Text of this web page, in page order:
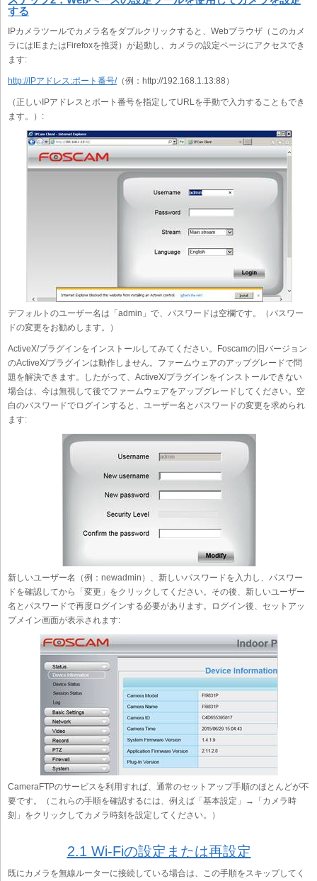
する
IPカメラツールでカメラ名をダブルクリックすると、Webブラウザ（このカメ
ラにはIEまたはFirefoxを推奨）が起動し、カメラの設定ページにアクセスでき
ます:
http://IPアドレス:ポート番号/（例：http://192.168.1.13:88）
（正しいIPアドレスとポート番号を指定してURLを手動で入力することもでき
ます。）:
デフォルトのユーザー名は「admin」で、パスワードは空欄です。（パスワー
ドの変更をお勧めします。）
ActiveX/プラグインをインストールしてみてください。Foscamの旧バージョン
のActiveX/プラグインは動作しません。ファームウェアのアップグレードで問
題を解決できます。したがって、ActiveX/プラグインをインストールできない
場合は、今は無視して後でファームウェアをアップグレードしてください。空
白のパスワードでログインすると、ユーザー名とパスワードの変更を求められ
ます:
新しいユーザー名（例：newadmin）、新しいパスワードを入力し、パスワー
ドを確認してから「変更」をクリックしてください。その後、新しいユーザー
名とパスワードで再度ログインする必要があります。ログイン後、セットアッ
プメイン画面が表示されます:
CameraFTPのサービスを利用すれば、通常のセットアップ手順のほとんどが不
要です。（これらの手順を確認するには、例えば「基本設定」→「カメラ時
刻」をクリックしてカメラ時刻を設定してください。）
2.1 Wi-Fiの設定または再設定
既にカメラを無線ルーターに接続している場合は、この手順をスキップしてく